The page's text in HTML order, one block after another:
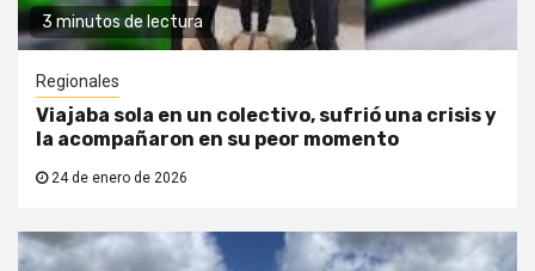
3 minutos de lectura
Regionales
Viajaba sola en un colectivo, sufrió una crisis y
la acompañaron en su peor momento
24 de enero de 2026